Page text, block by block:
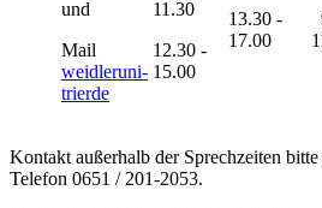
und
Mail
weidleruni-
trierde
11.30
12.30 -
15.00
13.30 -
17.00
Kontakt außerhalb der Sprechzeiten
Telefon 0651 / 201-2053.